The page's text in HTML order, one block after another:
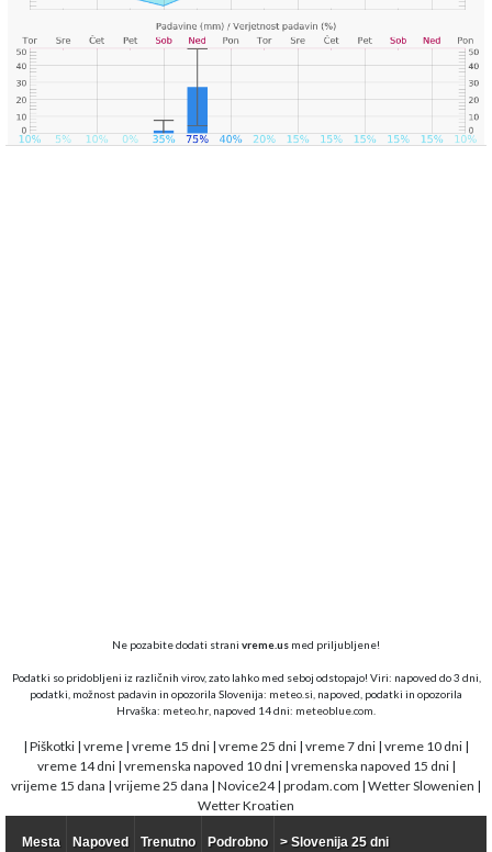
Ne pozabite dodati strani vreme.us med priljubljene!
Podatki so pridobljeni iz različnih virov, zato lahko med seboj odstopajo! Viri: napoved do 3 dni,
podatki, možnost padavin in opozorila Slovenija: meteo.si, napoved, podatki in opozorila
Hrvaška: meteo.hr , napoved 14 dni: meteoblue.com
| Piškotki | vreme | vreme 15 dni | vreme 25 dni | vreme 7 dni | vreme 10 dni |
vreme 14 dni| vremenska napoved 10 dni| vremenska napoved 15 dni|
vrijeme 15 dana | vrijeme 25 dana | Novice24| prodam.com | Wetter Slowenien |
Wetter Kroatien
Mesta Napoved Trenutno Podrobno > Slovenija 25 dni